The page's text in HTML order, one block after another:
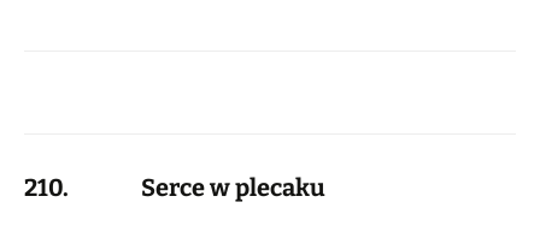
210. Serce w plecaku